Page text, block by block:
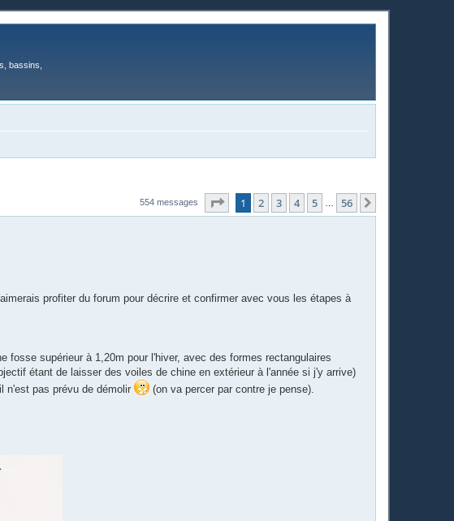
bassins,
554 messages Page sur56
1 2 3 4 5 56
profiter du forum pour décrire et confirmer avec vous les étapes à
fosse supérieur à 1,20m pour l'hiver, avec des formes rectangulaires
étant de laisser des voiles de chine en extérieur à l'année si j'y arrive)
n'est pas prévu de démolir
(on va percer par contre je pense).